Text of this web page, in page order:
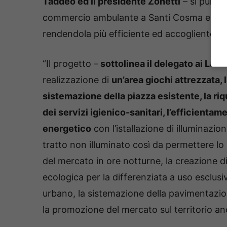
3
4
1
commercio ambulante a Santi Cosma e
rendendola più efficiente ed accogliente”.
“Il progetto – sottolinea il delegato ai
realizzazione di un’area giochi attrezzata,
sistemazione della piazza esistente, la
dei servizi igienico-sanitari,
energetico con l’istallazione di
tratto non illuminato così da permettere lo
del mercato in ore notturne, la creazione di
ecologica per la differenziata a uso
urbano, la sistemazione della
la promozione del mercato sul territorio